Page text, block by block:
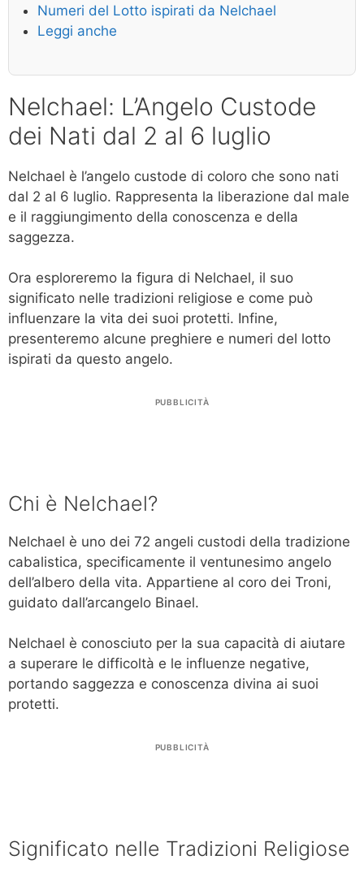
Numeri del Lotto ispirati da Nelchael
Leggi anche
Nelchael: L’Angelo Custode
dei Nati dal 2 al 6 luglio
Nelchael è l’angelo custode di coloro che sono nati
dal 2 al 6 luglio. Rappresenta la liberazione dal male
e il raggiungimento della conoscenza e della
saggezza.
Ora esploreremo la figura di Nelchael, il suo
significato nelle tradizioni religiose e come può
influenzare la vita dei suoi protetti. Infine,
presenteremo alcune preghiere e numeri del lotto
ispirati da questo angelo.
PUBBLICITÀ
Chi è Nelchael?
Nelchael è uno dei 72 angeli custodi della tradizione
cabalistica, specificamente il ventunesimo angelo
dell’albero della vita. Appartiene al coro dei Troni,
guidato dall’arcangelo Binael.
Nelchael è conosciuto per la sua capacità di aiutare
a superare le difficoltà e le influenze negative,
portando saggezza e conoscenza divina ai suoi
protetti.
PUBBLICITÀ
Significato nelle Tradizioni Religiose